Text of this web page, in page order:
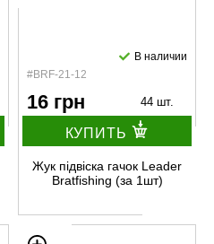
#BRF-21-12
В наличии
16 грн 44 шт.
КУПИТЬ
Жук підвіска гачок Leader
Bratfishing (за 1шт)